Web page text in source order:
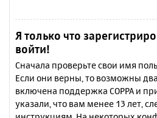
Я только что
войти!
Сначала проверьте свои имя
Если они верны, то возможны
включена поддержка COPPA и
указали, что вам менее 13 лет,